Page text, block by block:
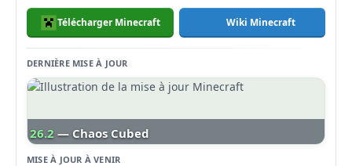
Télécharger Minecraft Wiki Minecraft
DERNIÈRE MISE À JOUR
26.2 — Chaos Cubed
MISE À JOUR À VENIR